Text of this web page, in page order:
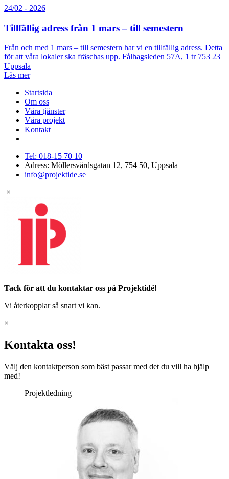
24/02 - 2026
Tillfällig adress från 1 mars – till semestern
Från och med 1 mars – till semestern har vi en tillfällig adress. Detta
för att våra lokaler ska fräschas upp. Fålhagsleden 57A, 1 tr 753 23
Uppsala
Läs mer
Startsida
Om oss
Våra tjänster
Våra projekt
Kontakt
Tel: 018-15 70 10
Adress: Möllersvärdsgatan 12, 754 50, Uppsala
info@projektide.se
×
Tack för att du kontaktar oss på Projektidé!
Vi återkopplar så snart vi kan.
×
Kontakta oss!
Välj den kontaktperson som bäst passar med det du vill ha hjälp
med!
Projektledning